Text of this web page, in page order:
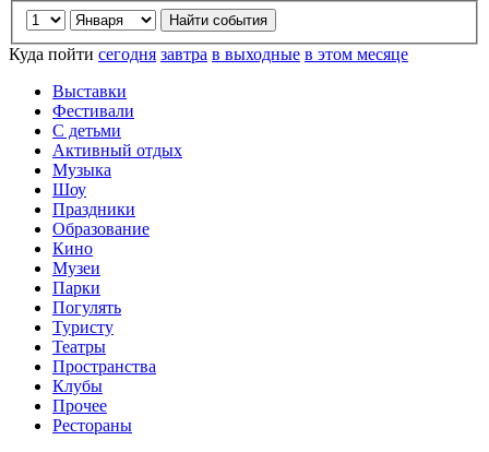
Куда пойти сегодня завтра в выходные в этом месяце
Выставки
Фестивали
С детьми
Активный отдых
Музыка
Шоу
Праздники
Образование
Кино
Музеи
Парки
Погулять
Туристу
Театры
Пространства
Клубы
Прочее
Рестораны